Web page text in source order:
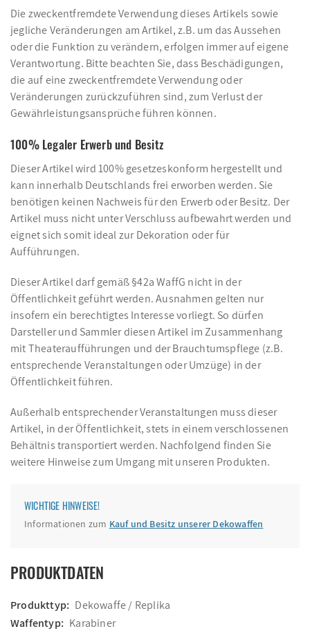
Die zweckentfremdete Verwendung dieses Artikels sowie
jegliche Veränderungen am Artikel, z.B. um das Aussehen
oder die Funktion zu verändern, erfolgen immer auf eigene
Verantwortung. Bitte beachten Sie, dass Beschädigungen,
die auf eine zweckentfremdete Verwendung oder
Veränderungen zurückzuführen sind, zum Verlust der
Gewährleistungsansprüche führen können.
100% Legaler Erwerb und Besitz
Dieser Artikel wird 100% gesetzeskonform hergestellt und
kann innerhalb Deutschlands frei erworben werden. Sie
benötigen keinen Nachweis für den Erwerb oder Besitz. Der
Artikel muss nicht unter Verschluss aufbewahrt werden und
eignet sich somit ideal zur Dekoration oder für
Aufführungen.
Dieser Artikel darf gemäß §42a WaffG nicht in der
Öffentlichkeit geführt werden. Ausnahmen gelten nur
insofern ein berechtigtes Interesse vorliegt. So dürfen
Darsteller und Sammler diesen Artikel im Zusammenhang
mit Theateraufführungen und der Brauchtumspflege (z.B.
entsprechende Veranstaltungen oder Umzüge) in der
Öffentlichkeit führen.
Außerhalb entsprechender Veranstaltungen muss dieser
Artikel, in der Öffentlichkeit, stets in einem verschlossenen
Behältnis transportiert werden. Nachfolgend finden Sie
weitere Hinweise zum Umgang mit unseren Produkten.
WICHTIGE HINWEISE!
Informationen zum Kauf und Besitz unserer Dekowaffen
PRODUKTDATEN
Produkttyp: Dekowaffe / Replika
Waffentyp: Karabiner